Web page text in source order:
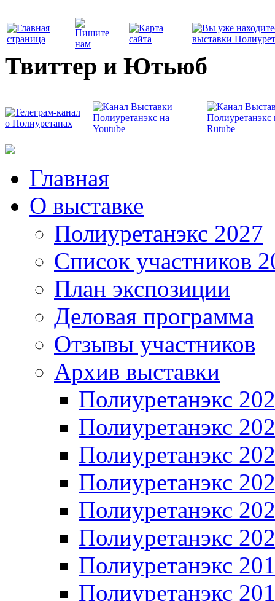
Твиттер и Ютьюб
Главная
О выставке
Полиуретанэкс 2027
Список участников
План экспозиции
Деловая программа
Отзывы участников
Архив выставки
Полиуретанэкс
Полиуретанэкс
Полиуретанэкс
Полиуретанэкс
Полиуретанэкс
Полиуретанэкс
Полиуретанэкс
Полиуретанэкс